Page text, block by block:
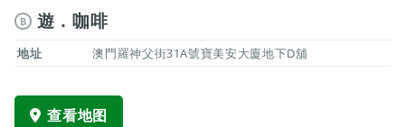
B 遊．咖啡
地址 澳門羅神父街31A號寶美安大廈地下D舖
查看地图